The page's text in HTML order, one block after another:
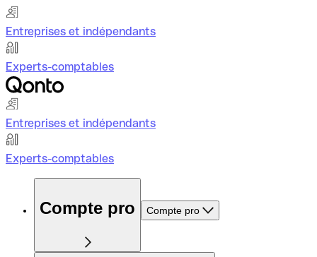
Entreprises et indépendants
Experts-comptables
Entreprises et indépendants
Experts-comptables
Compte pro Compte pro